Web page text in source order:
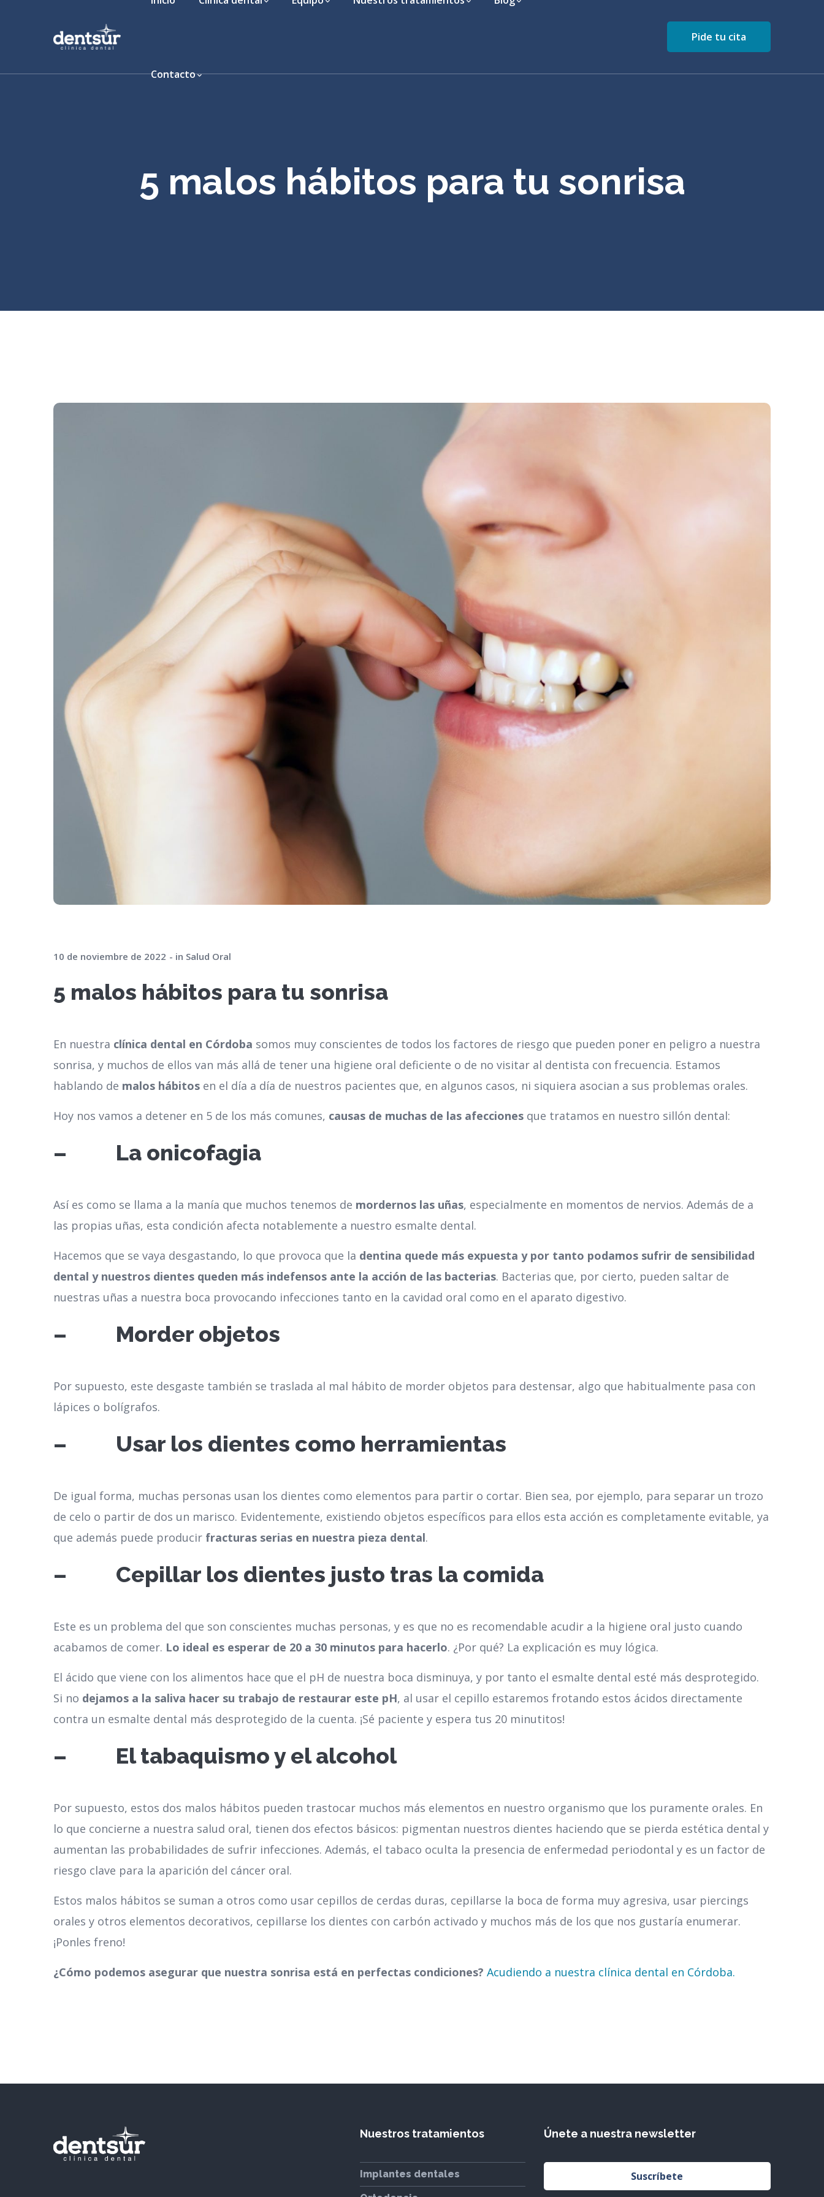
Contacto
Pide tu cita
5 malos hábitos para tu sonrisa
10 de noviembre de 2022 in Salud Oral
5 malos hábitos para tu sonrisa
En nuestra clínica dental en Córdoba somos muy conscientes de todos los factores de riesgo que pueden poner en peligro a nuestra
sonrisa, y muchos de ellos van más allá de tener una higiene oral deficiente o de no visitar al dentista con frecuencia. Estamos
hablando de malos hábitos en el día a día de nuestros pacientes que, en algunos casos, ni siquiera asocian a sus problemas orales.
Hoy nos vamos a detener en 5 de los más comunes, causas de muchas de las afecciones que tratamos en nuestro sillón dental:
– La onicofagia
Así es como se llama a la manía que muchos tenemos de mordernos las uñas, especialmente en momentos de nervios. Además de a
las propias uñas, esta condición afecta notablemente a nuestro esmalte dental.
Hacemos que se vaya desgastando, lo que provoca que la dentina quede más expuesta y por tanto podamos sufrir de sensibilidad
dental y nuestros dientes queden más indefensos ante la acción de las bacterias. Bacterias que, por cierto, pueden saltar de
nuestras uñas a nuestra boca provocando infecciones tanto en la cavidad oral como en el aparato digestivo.
– Morder objetos
Por supuesto, este desgaste también se traslada al mal hábito de morder objetos para destensar, algo que habitualmente pasa con
lápices o bolígrafos.
– Usar los dientes como herramientas
De igual forma, muchas personas usan los dientes como elementos para partir o cortar. Bien sea, por ejemplo, para separar un trozo
de celo o partir de dos un marisco. Evidentemente, existiendo objetos específicos para ellos esta acción es completamente evitable, ya
que además puede producir fracturas serias en nuestra pieza dental.
– Cepillar los dientes justo tras la comida
Este es un problema del que son conscientes muchas personas, y es que no es recomendable acudir a la higiene oral justo cuando
acabamos de comer. Lo ideal es esperar de 20 a 30 minutos para hacerlo. ¿Por qué? La explicación es muy lógica.
El ácido que viene con los alimentos hace que el pH de nuestra boca disminuya, y por tanto el esmalte dental esté más desprotegido.
Si no dejamos a la saliva hacer su trabajo de restaurar este pH, al usar el cepillo estaremos frotando estos ácidos directamente
contra un esmalte dental más desprotegido de la cuenta. ¡Sé paciente y espera tus 20 minutitos!
– El tabaquismo y el alcohol
Por supuesto, estos dos malos hábitos pueden trastocar muchos más elementos en nuestro organismo que los puramente orales. En
lo que concierne a nuestra salud oral, tienen dos efectos básicos: pigmentan nuestros dientes haciendo que se pierda estética dental y
aumentan las probabilidades de sufrir infecciones. Además, el tabaco oculta la presencia de enfermedad periodontal y es un factor de
riesgo clave para la aparición del cáncer oral.
Estos malos hábitos se suman a otros como usar cepillos de cerdas duras, cepillarse la boca de forma muy agresiva, usar piercings
orales y otros elementos decorativos, cepillarse los dientes con carbón activado y muchos más de los que nos gustaría enumerar.
¡Ponles freno!
¿Cómo podemos asegurar que nuestra sonrisa está en perfectas condiciones? Acudiendo a nuestra clínica dental en Córdoba.
Nuestros tratamientos
Implantes dentales
Únete a nuestra newsletter
Suscríbete